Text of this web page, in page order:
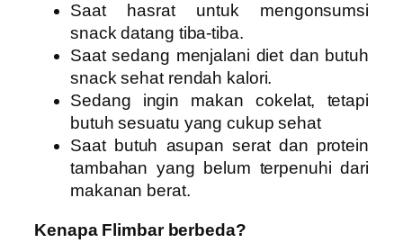
Saat hasrat untuk mengonsumsi
snack datang tiba-tiba.
Saat sedang menjalani diet dan butuh
snack sehat rendah kalori.
Sedang ingin makan cokelat, tetapi
butuh sesuatu yang cukup sehat
Saat butuh asupan serat dan protein
tambahan yang belum terpenuhi dari
makanan berat.
Kenapa Flimbar berbeda?